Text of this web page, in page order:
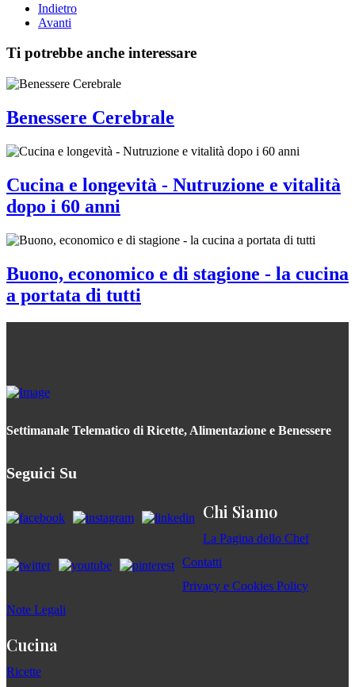
Indietro
Avanti
Ti potrebbe anche interessare
Benessere Cerebrale
Cucina e longevità - Nutruzione e vitalità
dopo i 60 anni
Buono, economico e di stagione - la cucina
a portata di tutti
Settimanale Telematico di Ricette, Alimentazione e Benessere
Seguici Su
Chi Siamo
La Pagina dello Chef
Contatti
Privacy e Cookies Policy
Note Legali
Cucina
Ricette